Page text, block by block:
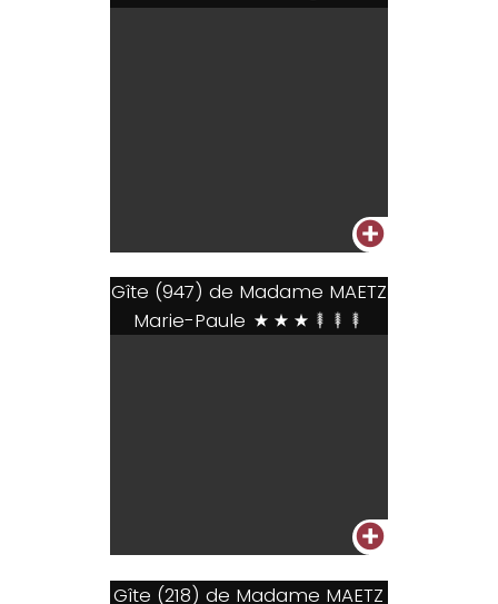
+
Gîte (947) de Madame MAETZ
Marie-Paule ***+++
+
Gîte (218) de Madame MAETZ